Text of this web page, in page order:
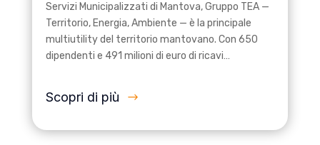
Servizi Municipalizzati di Mantova, Gruppo TEA —
Territorio, Energia, Ambiente — è la principale
multiutility del territorio mantovano. Con 650
dipendenti e 491 milioni di euro di ricavi…
Scopri di più